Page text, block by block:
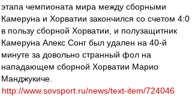
этапа чемпионата мира между сборными
Камеруна и Хорватии закончился со счетом 4:0
в пользу сборной Хорватии, и полузащитник
Камеруна Алекс Сонг был удален на 40-й
минуте за довольно странный фол на
нападающем сборной Хорватии Марио
Манджукиче.
http://www.sovsport.ru/news/text-item/724046